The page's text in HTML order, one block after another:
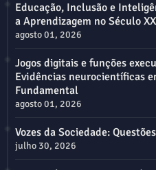
Educação, Inclusão e
a Aprendizagem no Século
agosto 01, 2026
Jogos digitais e funções
Evidências neurocientíficas
Fundamental
agosto 01, 2026
Vozes da Sociedade:
julho 30, 2026